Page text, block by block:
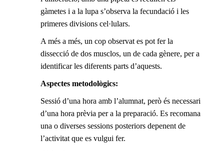
gàmetes i a la lupa s’observa la fecundació i les
primeres divisions cel·lulars.
A més a més, un cop observat es pot fer la
dissecció de dos musclos, un de cada gènere, per a
identificar les diferents parts d’aquests.
Aspectes metodològics:
Sessió d’una hora amb l’alumnat, però és necessari
d’una hora prèvia per a la preparació. Es recomana
una o diverses sessions posteriors depenent de
l’activitat que es vulgui fer.